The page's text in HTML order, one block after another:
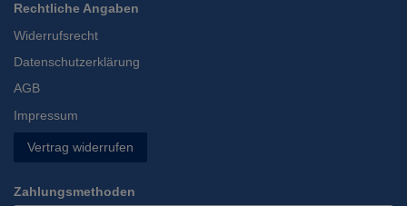
Rechtliche Angaben
Widerrufsrecht
Datenschutzerklärung
AGB
Impressum
Vertrag widerrufen
Zahlungsmethoden